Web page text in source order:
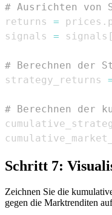
# Ausrichten von
returns = prices .
signals = signals [
# Berechnen der
strategy_returns
# Berechnen der
Schritt 7:
Zeichnen Sie die
gegen die Marktrenditen